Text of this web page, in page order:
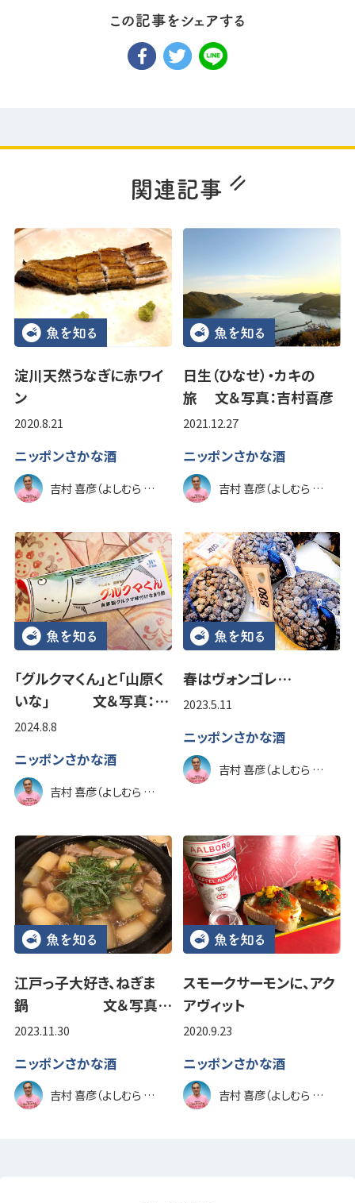
淀川天然うなぎに赤ワイ
ン
2020.8.21
ニッポンさかな酒
吉村 喜彦（よしむら のぶひこ）
日生（ひなせ）・カキの
旅 文＆写真：吉村喜彦
2021.12.27
ニッポンさかな酒
吉村 喜彦（よしむら のぶひこ）
「グルクマくん」と「山原く
いな」 文＆写真：…
2024.8.8
ニッポンさかな酒
吉村 喜彦（よしむら のぶひこ）
春はヴォンゴレ…
2023.5.11
ニッポンさかな酒
吉村 喜彦（よしむら のぶひこ）
江戸っ子大好き、ねぎま
鍋 文＆写真…
2023.11.30
ニッポンさかな酒
吉村 喜彦（よしむら のぶひこ）
スモークサーモンに、アク
アヴィット
2020.9.23
ニッポンさかな酒
吉村 喜彦（よしむら のぶひこ）